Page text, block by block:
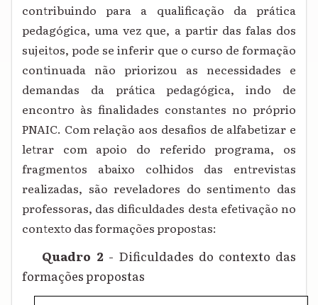
contribuindo para a qualificação da prática
pedagógica, uma vez que, a partir das falas dos
sujeitos, pode se inferir que o curso de formação
continuada não priorizou as necessidades e
demandas da prática pedagógica, indo de
encontro às finalidades constantes no próprio
PNAIC. Com relação aos desafios de alfabetizar e
letrar com apoio do referido programa, os
fragmentos abaixo colhidos das entrevistas
realizadas, são reveladores do sentimento das
professoras, das dificuldades desta efetivação no
contexto das formações propostas:
Quadro 2- Dificuldades do contexto das
formações propostas